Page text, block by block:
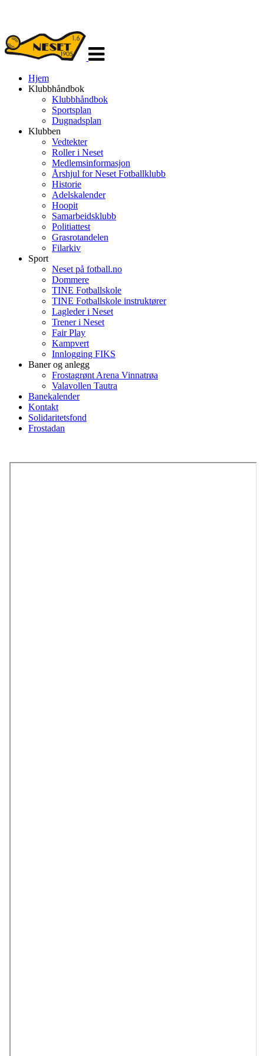
navigasjon
Hjem
Klubbhåndbok
Klubbhåndbok
Sportsplan
Dugnadsplan
Klubben
Vedtekter
Roller i Neset
Medlemsinformasjon
Årshjul for Neset Fotballklubb
Historie
Adelskalender
Hoopit
Samarbeidsklubb
Politiattest
Grasrotandelen
Filarkiv
Sport
Neset på fotball.no
Dommere
TINE Fotballskole
TINE Fotballskole instruktører
Lagleder i Neset
Trener i Neset
Fair Play
Kampvert
Innlogging FIKS
Baner og anlegg
Frostagrønt Arena Vinnatrøa
Valavollen Tautra
Banekalender
Kontakt
Solidaritetsfond
Frostadan